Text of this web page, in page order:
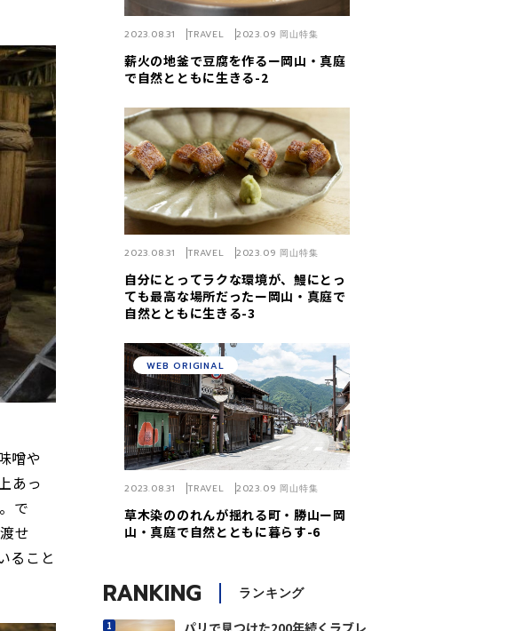
噌や
あっ
で
せ
ること
薪火の地釜で豆腐を作るー岡山・真庭
で自然とともに生きる-2
2023.08.31 TRAVEL 2023.09 岡山特集
自分にとってラクな環境が、鰻にとっ
ても最高な場所だったー岡山・真庭で
自然とともに生きる-3
2023.08.31 TRAVEL 2023.09 岡山特集
草木染ののれんが揺れる町・勝山ー岡
山・真庭で自然とともに暮らす-6
2023.08.31 TRAVEL 2023.09 岡山特集
WEB ORIGINAL
RANKING ランキング
パリで見つけた200年続くラブレ